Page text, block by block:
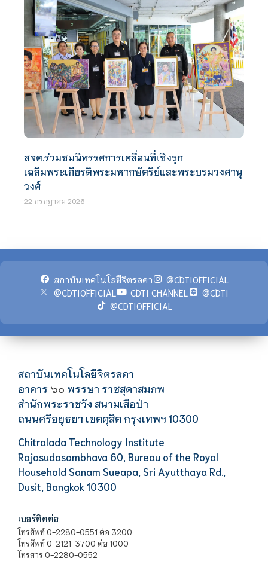
สจด.ร่วมชมนิทรรศการเคลื่อนที่เชิงรุก
เฉลิมพระเกียรติพระมหากษัตริย์และพระบรมวงศานุ
วงศ์
22 กรกฎาคม 2026
สถาบันเทคโนโลยีจิตรลดา
@CDTIOFFICIAL
@CDTIOFFICIAL
CDTI CHANNEL
@CDTI
@CDTIOFFICIAL
สถาบันเทคโนโลยีจิตรลดา
อาคาร ๖๐ พรรษา ราชสุดาสมภพ
สำนักพระราชวัง สนามเสือป่า
ถนนศรีอยุธยา เขตดุสิต กรุงเทพฯ 10300
Chitralada Technology Institute
Rajasudasambhava 60, Bureau of the Royal
Household Sanam Sueapa, Sri Ayutthaya Rd.,
Dusit, Bangkok 10300
เบอร์ติดต่อ
โทรศัพท์ 0-2280-0551 ต่อ 3200
โทรศัพท์ 0-2121-3700 ต่อ 1000
โทรสาร 0-2280-0552